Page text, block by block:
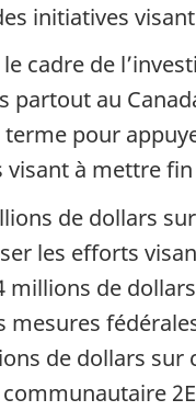
initiatives
cadre de
partout au
pour
à mettre
de dollars
les efforts
millions de
de dollars sur